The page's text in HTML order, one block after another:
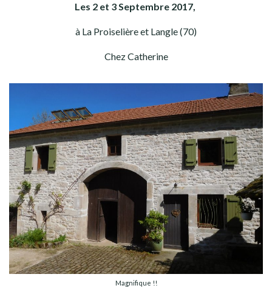
Les 2 et 3 Septembre 2017,
à La Proiselière et Langle (70)
Chez Catherine
Magnifique !!